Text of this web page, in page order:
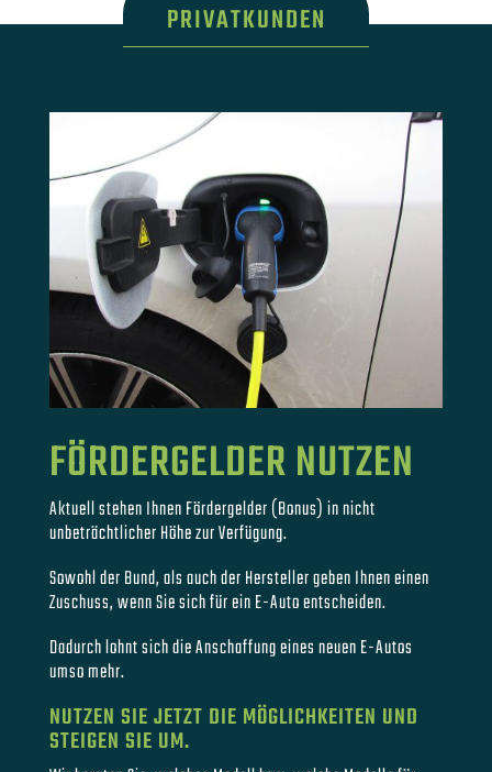
PRIVATKUNDEN
FÖRDERGELDER NUTZEN
Aktuell stehen Ihnen Fördergelder (Bonus) in nicht
unbeträchtlicher Höhe zur Verfügung.
Sowohl der Bund, als auch der Hersteller geben Ihnen einen
Zuschuss, wenn Sie sich für ein E-Auto entscheiden.
Dadurch lohnt sich die Anschaffung eines neuen E-Autos
umso mehr.
NUTZEN SIE JETZT DIE MÖGLICHKEITEN UND
STEIGEN SIE UM.